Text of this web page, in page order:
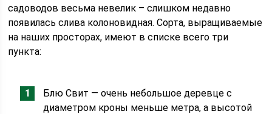
садоводов весьма невелик – слишком недавно
появилась слива колоновидная. Сорта, выращиваемые
на наших просторах, имеют в списке всего три
пункта:
Блю Свит — очень небольшое деревце с
диаметром кроны меньше метра, а высотой